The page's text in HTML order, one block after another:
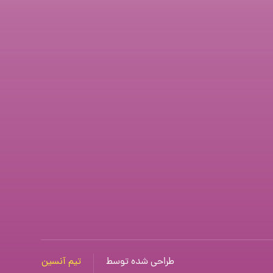
تیم آنسین طراحی شده توسط